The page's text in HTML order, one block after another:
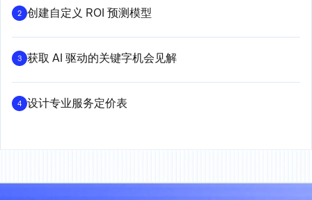
2 创建自定义 ROI 预测模型
3 获取 AI 驱动的关键字机会见解
4 设计专业服务定价表